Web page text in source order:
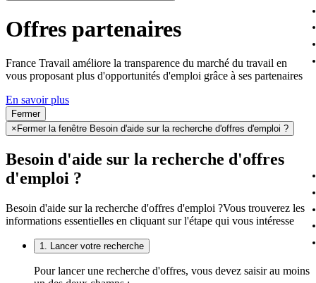
Offres partenaires
France Travail améliore la transparence du marché du travail en
vous proposant plus d'opportunités d'emploi grâce à ses partenaires
En savoir plus
Fermer
× Fermer la fenêtre Besoin d'aide sur la recherche d'offres d'emploi ?
Besoin d'aide sur la recherche d'offres
d'emploi ?
Besoin d'aide sur la recherche d'offres d'emploi ?Vous trouverez les
informations essentielles en cliquant sur l'étape qui vous intéresse
1. Lancer votre recherche
Pour lancer une recherche d'offres, vous devez saisir au moins